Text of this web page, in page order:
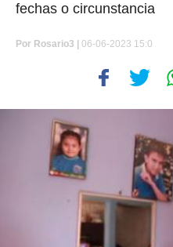
fechas o circunstancia
Por Rosario3 | 06-06-2023 15:0